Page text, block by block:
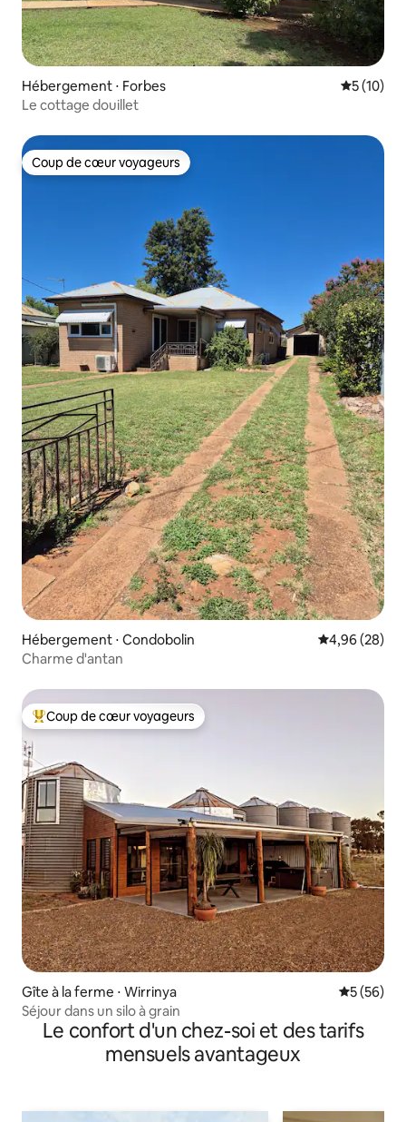
Hébergement ⋅ Forbes
5 (10)
Le cottage douillet
Coup de cœur voyageurs
Coup de cœur voyageurs
Hébergement ⋅ Condobolin Évaluation
4,96 (28)
Charme d'antan
Coups de cœur voyageurs les plus appréciés
Coup de cœur voyageurs
Gîte à la ferme ⋅ Wirrinya
5 (56)
Séjour dans un silo à grain
Le confort d'un chez-soi et des tarifs
mensuels avantageux